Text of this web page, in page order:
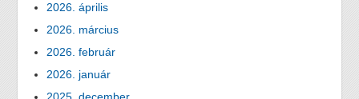
2026. április
2026. március
2026. február
2026. január
2025. december